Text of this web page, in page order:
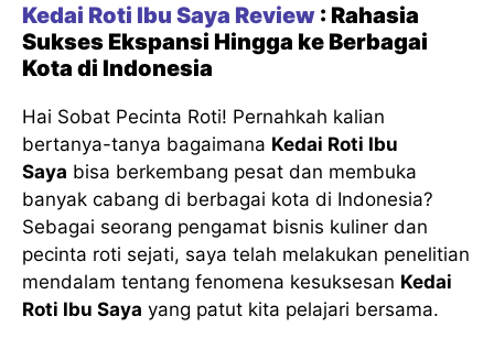
Kedai Roti Ibu Saya Review : Rahasia
Sukses Ekspansi Hingga ke Berbagai
Kota di Indonesia
Hai Sobat Pecinta Roti! Pernahkah kalian
bertanya-tanya bagaimana Kedai Roti Ibu
Saya bisa berkembang pesat dan membuka
banyak cabang di berbagai kota di Indonesia?
Sebagai seorang pengamat bisnis kuliner dan
pecinta roti sejati, saya telah melakukan penelitian
mendalam tentang fenomena kesuksesan Kedai
Roti Ibu Saya yang patut kita pelajari bersama.